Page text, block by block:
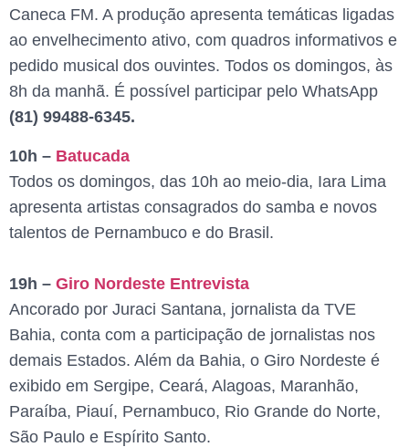
Caneca FM. A produção apresenta temáticas ligadas
ao envelhecimento ativo, com quadros informativos e
pedido musical dos ouvintes. Todos os domingos, às
8h da manhã. É possível participar pelo WhatsApp
(81) 99488-6345.
10h – Batucada
Todos os domingos, das 10h ao meio-dia, Iara Lima
apresenta artistas consagrados do samba e novos
talentos de Pernambuco e do Brasil.
19h – Giro Nordeste Entrevista
Ancorado por Juraci Santana, jornalista da TVE
Bahia, conta com a participação de jornalistas nos
demais Estados. Além da Bahia, o Giro Nordeste é
exibido em Sergipe, Ceará, Alagoas, Maranhão,
Paraíba, Piauí, Pernambuco, Rio Grande do Norte,
São Paulo e Espírito Santo.